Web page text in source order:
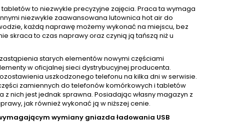
to niezwykle precyzyjne zajęcia. Praca ta wymaga
niezwykle zaawansowana lutownica hot air do
każdą naprawę możemy wykonać na miejscu, bez
skraca to czas naprawy oraz czynią ją tańszą niż u
starych elementów nowymi częściami
w oficjalnej sieci dystrybucyjnej producenta.
uszkodzonego telefonu na kilka dni w serwisie.
zamiennych do telefonów komórkowych i tabletów
nich jest jednak sprawna. Posiadając własny magazyn z
jak również wykonać ją w niższej cenie.
wymiany gniazda ładowania USB